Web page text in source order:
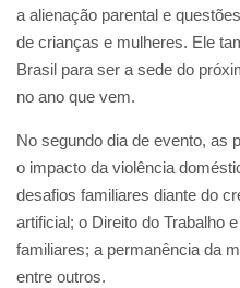
a alienação parental e
de crianças e mulheres. Ele
Brasil para ser a sede do
no ano que vem.
No segundo dia de evento, as
o impacto da violência
desafios familiares diante do
artificial; o Direito do Trabalho
familiares; a permanência da
entre outros.